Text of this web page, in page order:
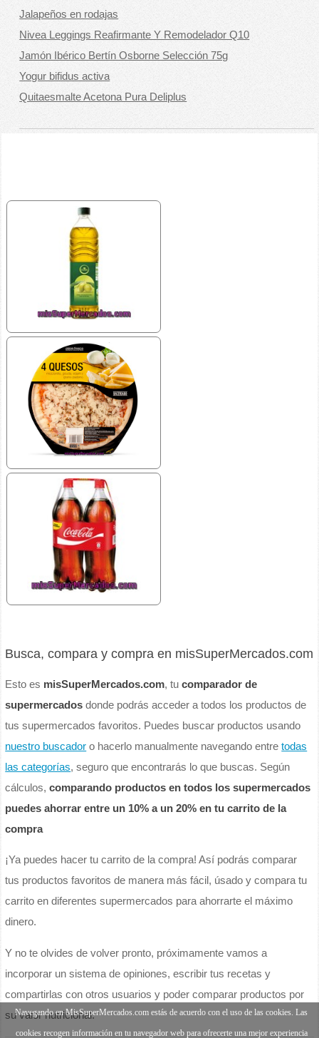
Jalapeños en rodajas
Nivea Leggings Reafirmante Y Remodelador Q10
Jamón Ibérico Bertín Osborne Selección 75g
Yogur bifidus activa
Quitaesmalte Acetona Pura Deliplus
Busca, compara y compra en misSuperMercados.com
Esto es misSuperMercados.com, tucomparador de
supermercados donde podrás acceder a todos los productos de
tus supermercados favoritos. Puedes buscar productos usando
nuestro buscador o hacerlo manualmente navegando entretodas
las categorías, seguro que encontrarás lo que buscas. Según
cálculos,comparando productos en todos los supermercados
puedes ahorrar entre un 10% a un 20% en tu carrito de la
compra
¡Ya puedes hacer tu carrito de la compra! Así podrás comparar
tus productos favoritos de manera más fácil, úsado y compara tu
carrito en diferentes supermercados para ahorrarte el máximo
dinero.
Y no te olvides de volver pronto, próximamente vamos a
incorporar un sistema de opiniones, escribir tus recetas y
compartirlas con otros usuarios y poder comparar productos por
su valor nutricional.
Navegando en MisSuperMercados.com estás de acuerdo con el uso de las cookies. Las
cookies recogen información en tu navegador web para ofrecerte una mejor experiencia